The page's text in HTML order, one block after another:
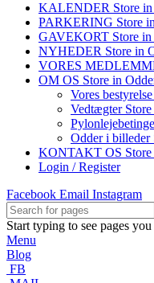
KALENDER Store
PARKERING Store
GAVEKORT Store
NYHEDER Store in
VORES
OM OS Store in
Vores bestyrelse
Vedtægter
Odder i billeder
KONTAKT OS
Login / Register
Facebook Email Instagram
Start typing to see pages
Menu
Blog
FB